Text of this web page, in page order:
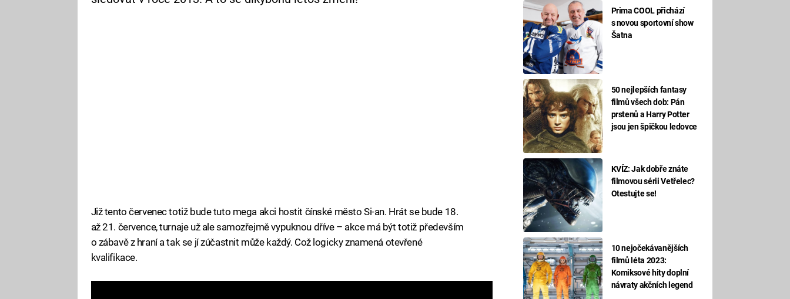
Prima COOL přichází
s novou sportovní show
Šatna
50 nejlepších fantasy
filmů všech dob: Pán
prstenů a Harry Potter
jsou jen špičkou ledovce
KVÍZ: Jak dobře znáte
filmovou sérii Vetřelec?
Otestujte se!
10 nejočekávanějších
filmů léta 2023:
Komiksové hity doplní
návraty akčních legend
Již tento červenec totiž bude tuto mega akci hostit čínské město Si-an. Hrát se bude 18.
až 21. července, turnaje už ale samozřejmě vypuknou dříve – akce má být totiž především
o zábavě z hraní a tak se jí zúčastnit může každý. Což logicky znamená otevřené
kvalifikace.